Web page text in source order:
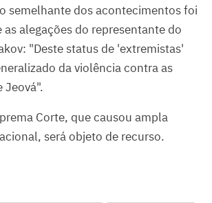
semelhante dos acontecimentos foi
alegações do representante do
"Deste status de 'extremistas'
da violência contra as
Jeová".
Corte, que causou ampla
será objeto de recurso.